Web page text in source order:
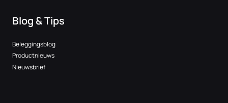
Blog & Tips
Beleggingsblog
Productnieuws
Nieuwsbrief